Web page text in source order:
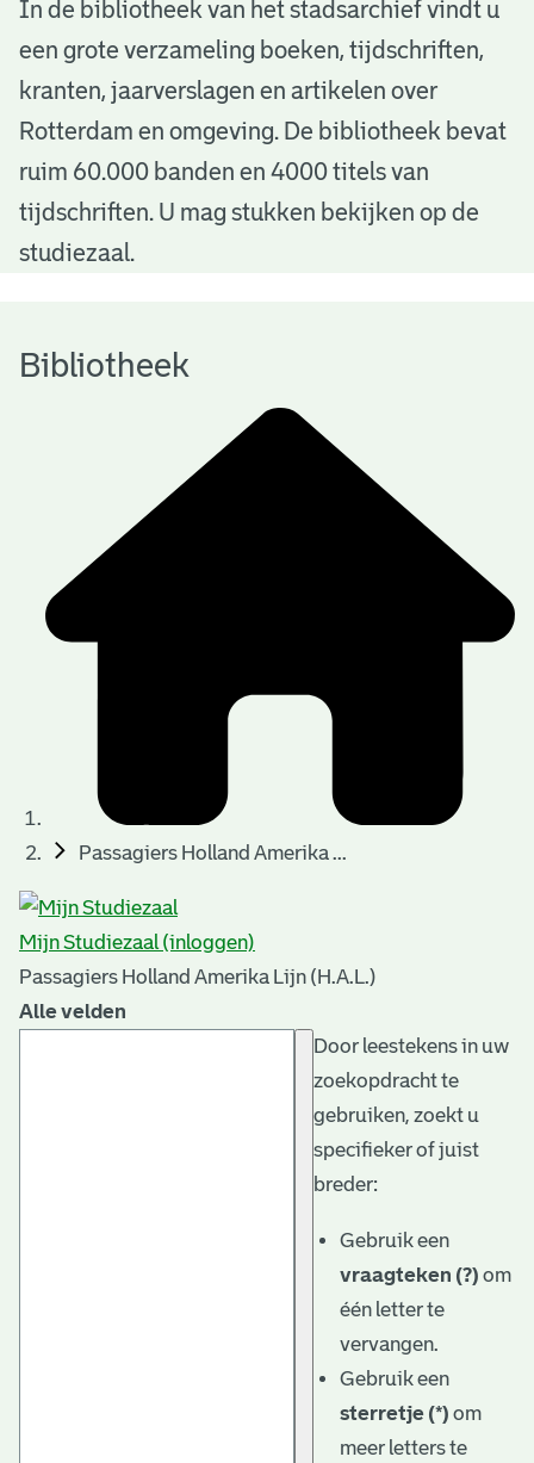
B
b
o
h
In de bibliotheek van het stadsarchief vindt u
een grote verzameling boeken, tijdschriften,
kranten, jaarverslagen en artikelen over
Rotterdam en omgeving. De bibliotheek bevat
ruim 60.000 banden en 4000 titels van
tijdschriften. U mag stukken bekijken op de
studiezaal.
Bibliotheek
Passagiers Holland Amerika ...
Mijn Studiezaal (inloggen)
Passagiers Holland Amerika Lijn (H.A.L.)
Alle velden
Door leestekens in uw
zoekopdracht te
gebruiken, zoekt u
specifieker of juist
breder:
Gebruik een
vraagteken (?) om
één letter te
vervangen.
Gebruik een
sterretje (*) om
meer letters te